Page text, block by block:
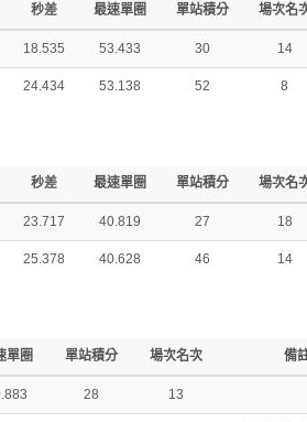
秒差 最速單圈 單站積分 場次名
18.535 53.433 30 14
24.434 53.138 52 8
秒差 最速單圈 單站積分 場次名
23.717 40.819 27 18
25.378 40.628 46 14
單圈 單站積分 場次名次 備
28 13